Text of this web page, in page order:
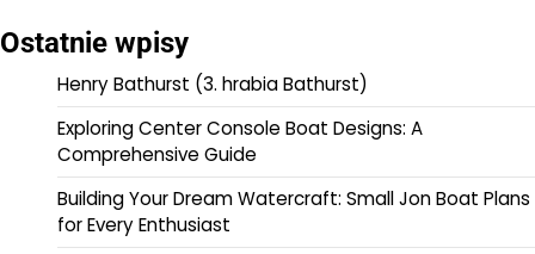
Ostatnie wpisy
Henry Bathurst (3. hrabia Bathurst)
Exploring Center Console Boat Designs: A
Comprehensive Guide
Building Your Dream Watercraft: Small Jon Boat Plans
for Every Enthusiast